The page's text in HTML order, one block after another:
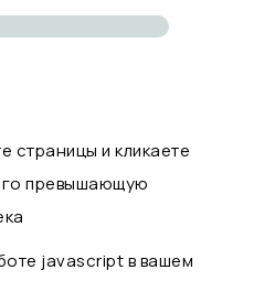
страницы и кликаете
превышающую
javascript в вашем